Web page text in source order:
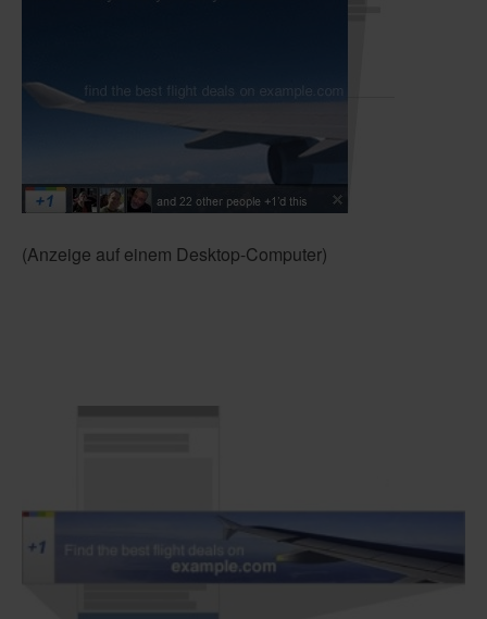
(Anzeige auf einem Desktop-Computer)